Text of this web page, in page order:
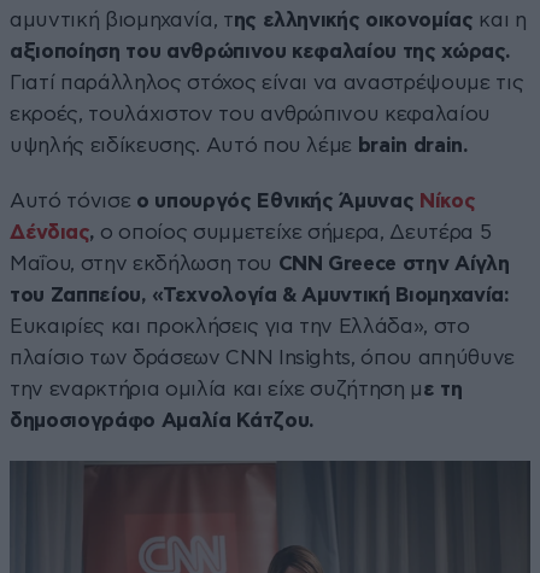
αμυντική βιομηχανία, της ελληνικής οικονομίας και η
αξιοποίηση του ανθρώπινου κεφαλαίου της χώρας.
Γιατί παράλληλος στόχος είναι να αναστρέψουμε τις
εκροές, τουλάχιστον του ανθρώπινου κεφαλαίου
υψηλής ειδίκευσης. Αυτό που λέμε brain drain.
Αυτό τόνισε ο υπουργός Εθνικής Άμυνας Νίκος
Δένδιας, ο οποίος συμμετείχε σήμερα, Δευτέρα 5
Μαΐου, στην εκδήλωση του CNN Greece στην Αίγλη
του Ζαππείου, «Τεχνολογία & Αμυντική Βιομηχανία:
Ευκαιρίες και προκλήσεις για την Ελλάδα», στο
πλαίσιο των δράσεων CNN Insights, όπου απηύθυνε
την εναρκτήρια ομιλία και είχε συζήτηση με τη
δημοσιογράφο Αμαλία Κάτζου.